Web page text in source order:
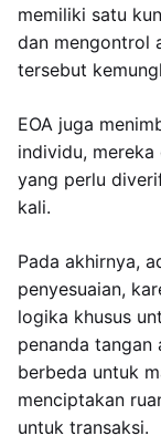
memiliki satu
dan mengontrol
tersebut
EOA juga
individu,
yang perlu
kali.
Pada akhirnya,
penyesuaian,
logika khusus
penanda tangan
berbeda untuk
menciptakan
untuk transaksi.